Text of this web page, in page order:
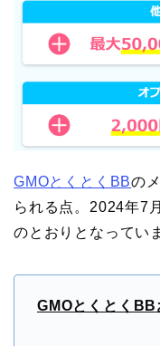
GMOとくとくBBの
られる点。2024年7
のとおりとなってい
GMOとくとく